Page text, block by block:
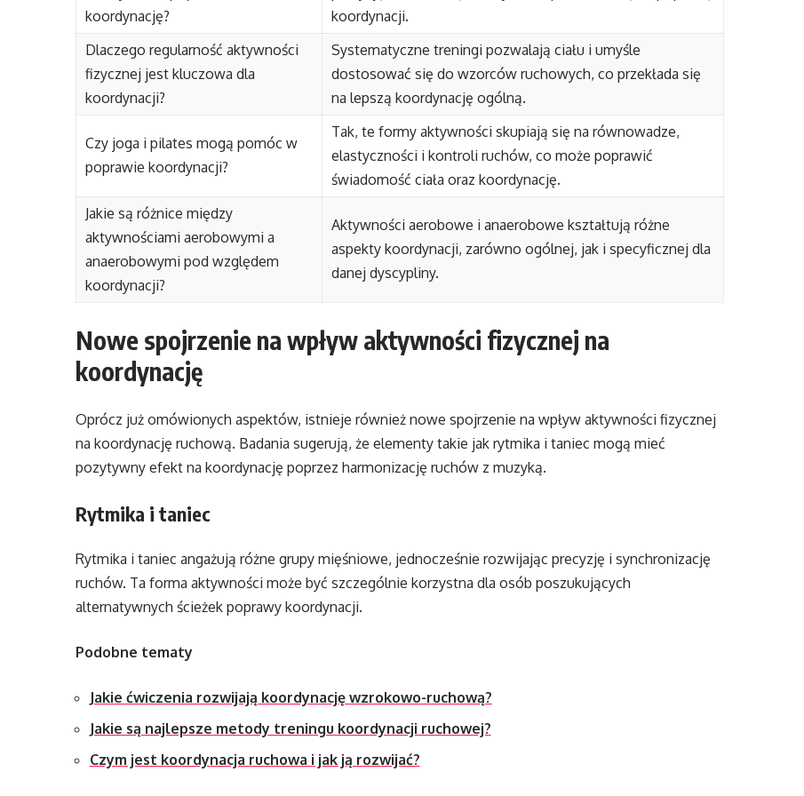
koordynację?
koordynacji.
Dlaczego regularność aktywności
fizycznej jest kluczowa dla
koordynacji?
Systematyczne treningi pozwalają ciału i umyśle
dostosować się do wzorców ruchowych, co przekłada się
na lepszą koordynację ogólną.
Czy joga i pilates mogą pomóc w
poprawie koordynacji?
Tak, te formy aktywności skupiają się na równowadze,
elastyczności i kontroli ruchów, co może poprawić
świadomość ciała oraz koordynację.
Jakie są różnice między
aktywnościami aerobowymi a
anaerobowymi pod względem
koordynacji?
Aktywności aerobowe i anaerobowe kształtują różne
aspekty koordynacji, zarówno ogólnej, jak i specyficznej dla
danej dyscypliny.
Nowe spojrzenie na wpływ aktywności fizycznej na
koordynację
Oprócz już omówionych aspektów, istnieje również nowe spojrzenie na wpływ aktywności fizycznej
na koordynację ruchową. Badania sugerują, że elementy takie jak rytmika i taniec mogą mieć
pozytywny efekt na koordynację poprzez harmonizację ruchów z muzyką.
Rytmika i taniec
Rytmika i taniec angażują różne grupy mięśniowe, jednocześnie rozwijając precyzję i synchronizację
ruchów. Ta forma aktywności może być szczególnie korzystna dla osób poszukujących
alternatywnych ścieżek poprawy koordynacji.
Podobne tematy
Jakie ćwiczenia rozwijają koordynację wzrokowo-ruchową?
Jakie są najlepsze metody treningu koordynacji ruchowej?
Czym jest koordynacja ruchowa i jak ją rozwijać?